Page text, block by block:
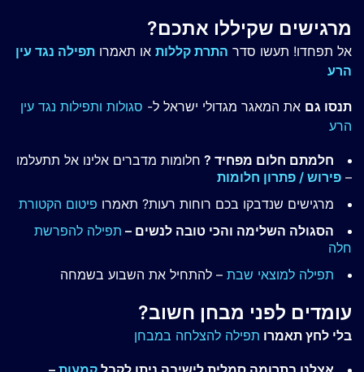
מרגישים שקיללו אתכם?
אל תפחדו! תעשו סדר התרת קללות או תאמרו תפילה נגד עין
הרע
תנסו גם את המאגר מגדולי ישראל ל- סגולות ותפילות נגד עין
הרע
חלמתם חלום מפחיד ? חלומות מדברים אלינו אל תתעלמו
– פירוש / פתרון חלומות
מרגישים שנדבקו בכם רוחות רעות? תאמרו פיטום הקטורת
הסגולה השלימה והכי טובה לנשים – תפילה להפרשת
חלה
תפילה למוצאי שבת – להתחיל את השבוע בשמחה
עומדים לפני מבחן חשוב?
בלי לחץ תאמרו תפילה להצלחה במבחן